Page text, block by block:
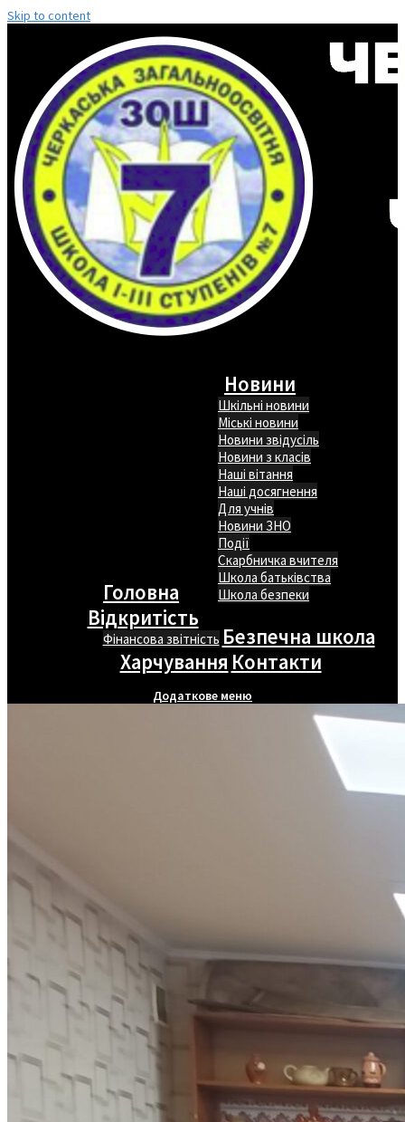
Skip to content
Головна
Новини
Шкільні новини
Міські новини
Новини звідусіль
Новини з класів
Наші вітання
Наші досягнення
Для учнів
Новини ЗНО
Події
Скарбничка вчителя
Школа батьківства
Школа безпеки
Відкритість
Фінансова звітність Безпечна школа
Харчування Контакти
Додаткове меню